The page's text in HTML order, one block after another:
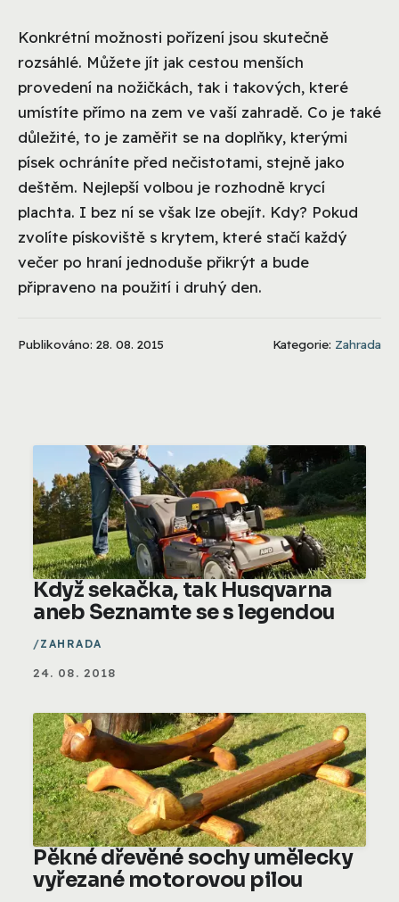
Konkrétní možnosti pořízení jsou skutečně
rozsáhlé. Můžete jít jak cestou menších
provedení na nožičkách, tak i takových, které
umístíte přímo na zem ve vaší zahradě. Co je také
důležité, to je zaměřit se na doplňky, kterými
písek ochráníte před nečistotami, stejně jako
deštěm. Nejlepší volbou je rozhodně krycí
plachta. I bez ní se však lze obejít. Kdy? Pokud
zvolíte pískoviště s krytem, které stačí každý
večer po hraní jednoduše přikrýt a bude
připraveno na použití i druhý den.
Publikováno: 28. 08. 2015 Kategorie: Zahrada
Když sekačka, tak Husqvarna
aneb Seznamte se s legendou
ZAHRADA
24. 08. 2018
Pěkné dřevěné sochy umělecky
vyřezané motorovou pilou